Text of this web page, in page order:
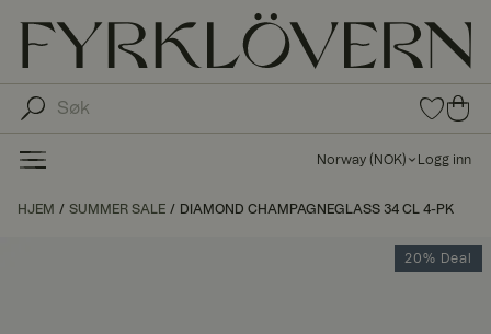
0
pro
ter i
er
0
pro
du
r i
ndl
ek
Norway ( NOK) Logg inn
HJEM SUMMER SALE DIAMOND CHAMPAGNEGLASS 34 CL 4-PK
20% Deal